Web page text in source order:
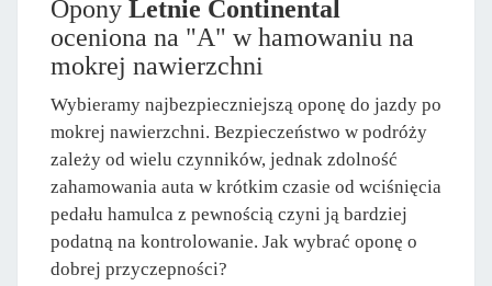
Opony Letnie Continental
oceniona na "A" w hamowaniu na
mokrej nawierzchni
Wybieramy najbezpieczniejszą oponę do jazdy po
mokrej nawierzchni. Bezpieczeństwo w podróży
zależy od wielu czynników, jednak zdolność
zahamowania auta w krótkim czasie od wciśnięcia
pedału hamulca z pewnością czyni ją bardziej
podatną na kontrolowanie. Jak wybrać oponę o
dobrej przyczepności?